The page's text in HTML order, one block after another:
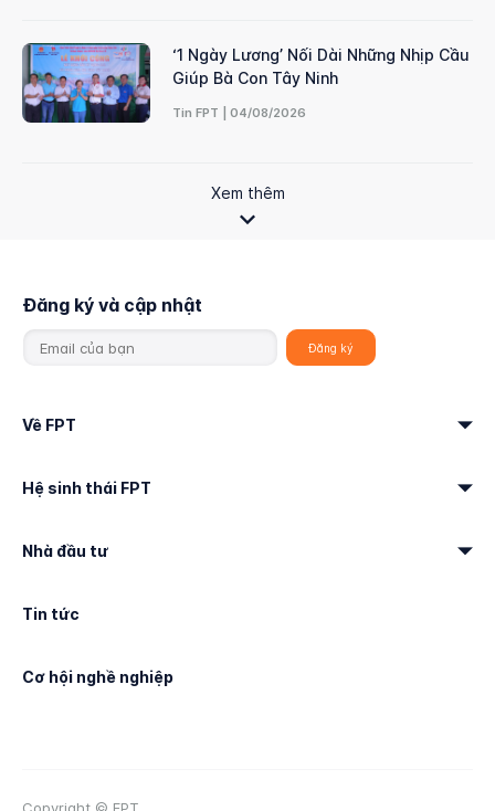
‘1 Ngày Lương’ Nối Dài Những Nhịp Cầu
Giúp Bà Con Tây Ninh
Tin FPT | 04/08/2026
Xem thêm
Đăng ký và cập nhật
Về FPT
Hệ sinh thái FPT
Nhà đầu tư
Tin tức
Cơ hội nghề nghiệp